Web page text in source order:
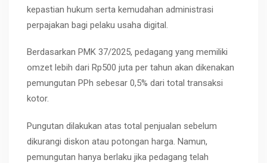
kepastian hukum serta kemudahan administrasi
perpajakan bagi pelaku usaha digital.
Berdasarkan PMK 37/2025, pedagang yang memiliki
omzet lebih dari Rp500 juta per tahun akan dikenakan
pemungutan PPh sebesar 0,5% dari total transaksi
kotor.
Pungutan dilakukan atas total penjualan sebelum
dikurangi diskon atau potongan harga. Namun,
pemungutan hanya berlaku jika pedagang telah